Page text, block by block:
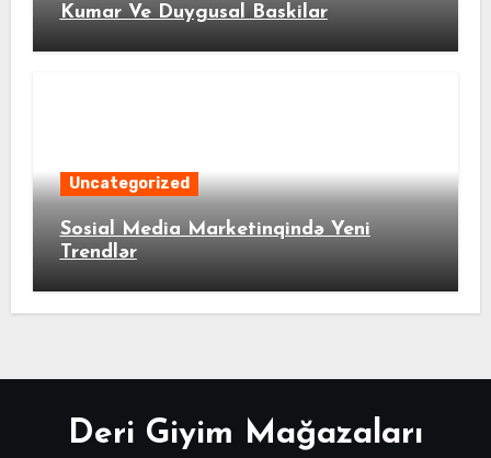
Kumar Ve Duygusal Baskilar
Uncategorized
Sosial Media Marketinqində Yeni
Trendlər
Deri Giyim Mağazaları